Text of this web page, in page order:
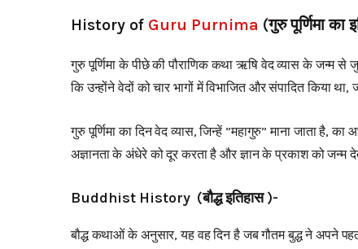
History of Guru Purnima (गुरु पूर्णिमा का
गुरु पूर्णिमा के पीछे की पौराणिक कथा ऋषि वेद व्यास के जन्म से
कि उन्होंने वेदों को चार भागों में विभाजित और संपादित किया था,
गुरु पूर्णिमा का दिन वेद व्यास, जिन्हें ”महागुरु” माना जाता है,
अज्ञानता के अंधेरे को दूर करता है और ज्ञान के प्रकाश को जन्म
Buddhist History (बौद्ध इतिहास )-
बौद्ध कथाओं के अनुसार, यह वह दिन है जब गौतम बुद्ध ने अपने